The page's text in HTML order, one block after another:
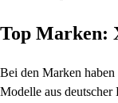
Top Marken:
Bei den Marken
Modelle aus